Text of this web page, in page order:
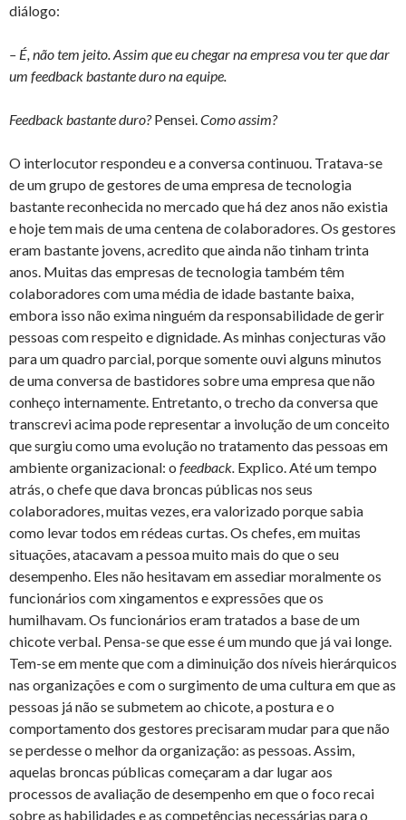
diálogo:
– É, não tem jeito. Assim que eu chegar na empresa vou ter que dar
um feedback bastante duro na equipe.
Feedback bastante duro?Pensei. Como assim?
O interlocutor respondeu e a conversa continuou. Tratava-se
de um grupo de gestores de uma empresa de tecnologia
bastante reconhecida no mercado que há dez anos não existia
e hoje tem mais de uma centena de colaboradores. Os gestores
eram bastante jovens, acredito que ainda não tinham trinta
anos. Muitas das empresas de tecnologia também têm
colaboradores com uma média de idade bastante baixa,
embora isso não exima ninguém da responsabilidade de gerir
pessoas com respeito e dignidade. As minhas conjecturas vão
para um quadro parcial, porque somente ouvi alguns minutos
de uma conversa de bastidores sobre uma empresa que não
conheço internamente. Entretanto, o trecho da conversa que
transcrevi acima pode representar a involução de um conceito
que surgiu como uma evolução no tratamento das pessoas em
ambiente organizacional: o feedback. Explico. Até um tempo
atrás, o chefe que dava broncas públicas nos seus
colaboradores, muitas vezes, era valorizado porque sabia
como levar todos em rédeas curtas. Os chefes, em muitas
situações, atacavam a pessoa muito mais do que o seu
desempenho. Eles não hesitavam em assediar moralmente os
funcionários com xingamentos e expressões que os
humilhavam. Os funcionários eram tratados a base de um
chicote verbal. Pensa-se que esse é um mundo que já vai longe.
Tem-se em mente que com a diminuição dos níveis hierárquicos
nas organizações e com o surgimento de uma cultura em que as
pessoas já não se submetem ao chicote, a postura e o
comportamento dos gestores precisaram mudar para que não
se perdesse o melhor da organização: as pessoas. Assim,
aquelas broncas públicas começaram a dar lugar aos
processos de avaliação de desempenho em que o foco recai
sobre as habilidades e as competências necessárias para o